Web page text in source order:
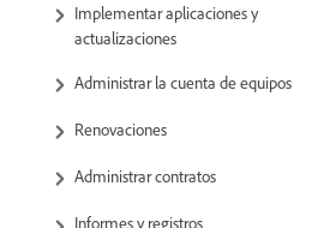
Implementar aplicaciones y
actualizaciones
Administrar la cuenta de equipos
Renovaciones
Administrar contratos
Informes y registros